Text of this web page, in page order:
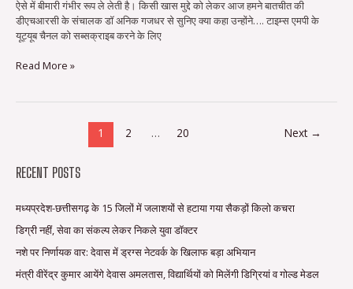
ऐसे में बीमारी गंभीर रूप ले लेती है। किसी खास मुद्दे को लेकर आज हमने बातचीत की
डीएचआरसी के संचालक डॉ अनिक गजधर से सुनिए क्या कहा उन्होंने…. टाइम्स एमपी के
यूट्यूब चैनल को सब्सक्राइब करने के लिए
मरीज,
अस्पतालों
में
है
व्यवस्था
Read More »
1 2 … 20 Next →
RECENT POSTS
मध्यप्रदेश-छत्तीसगढ़ के 15 जिलों में जलाशयों से हटाया गया सैकड़ों किलो कचरा
डिग्री नहीं, सेवा का संकल्प लेकर निकले युवा डॉक्टर
नशे पर निर्णायक वार: देवास में ड्रग्स नेटवर्क के खिलाफ बड़ा अभियान
मंत्री वीरेंद्र कुमार आयेंगे देवास अमलतास, विद्यार्थियों को मिलेंगी डिग्रियां व गोल्ड मेडल